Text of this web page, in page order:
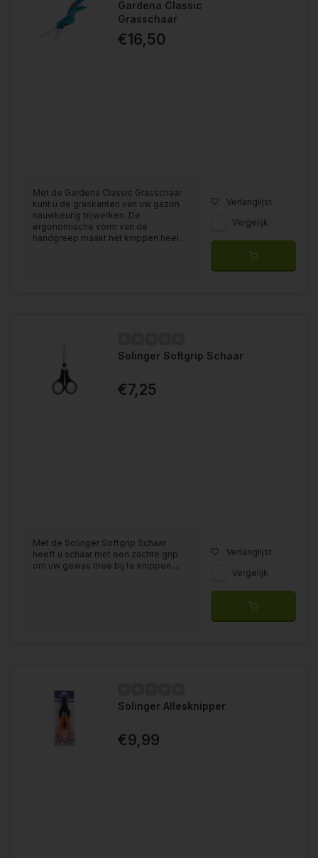
Gardena Classic
Grasschaar
€16,50
Met de Gardena Classic Grasschaar
kunt u de graskanten van uw gazon
nauwkeurig bijwerken. De
ergonomische vorm van de
handgreep maakt het knippen heel...
Verlanglijst
Vergelijk
Solinger Softgrip Schaar
€7,25
Met de Solinger Softgrip Schaar
heeft u schaar met een zachte grip
om uw gewas mee bij te knippen....
Verlanglijst
Vergelijk
Solinger Allesknipper
€9,99